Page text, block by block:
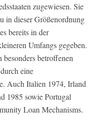
zugewiesen. Sie
in dieser Größenordnung
bereits in der
Umfangs gegeben.
betroffenen
eine
Auch Italien 1974, Irland
1985 sowie Portugal
Loan Mechanisms.